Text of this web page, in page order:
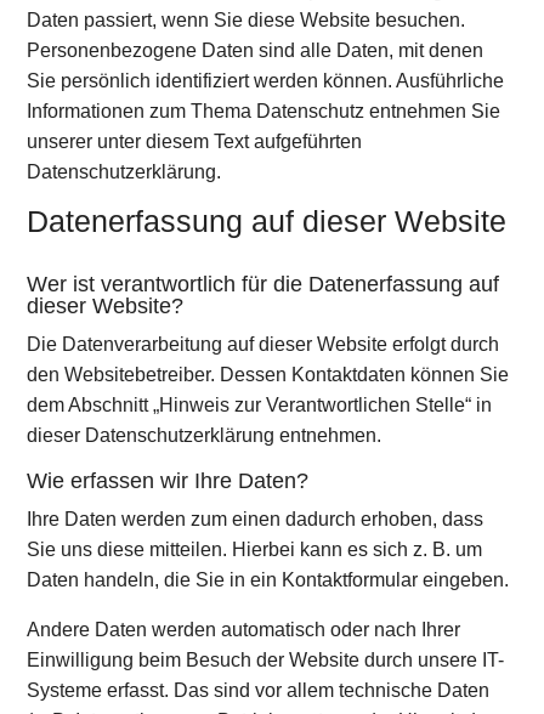
Daten passiert, wenn Sie diese Website besuchen.
Personenbezogene Daten sind alle Daten, mit denen
Sie persönlich identifiziert werden können. Ausführliche
Informationen zum Thema Datenschutz entnehmen Sie
unserer unter diesem Text aufgeführten
Datenschutzerklärung.
Datenerfassung auf dieser Website
Wer ist verantwortlich für die Datenerfassung auf
dieser Website?
Die Datenverarbeitung auf dieser Website erfolgt durch
den Websitebetreiber. Dessen Kontaktdaten können Sie
dem Abschnitt „Hinweis zur Verantwortlichen Stelle“ in
dieser Datenschutzerklärung entnehmen.
Wie erfassen wir Ihre Daten?
Ihre Daten werden zum einen dadurch erhoben, dass
Sie uns diese mitteilen. Hierbei kann es sich z. B. um
Daten handeln, die Sie in ein Kontaktformular eingeben.
Andere Daten werden automatisch oder nach Ihrer
Einwilligung beim Besuch der Website durch unsere IT-
Systeme erfasst. Das sind vor allem technische Daten